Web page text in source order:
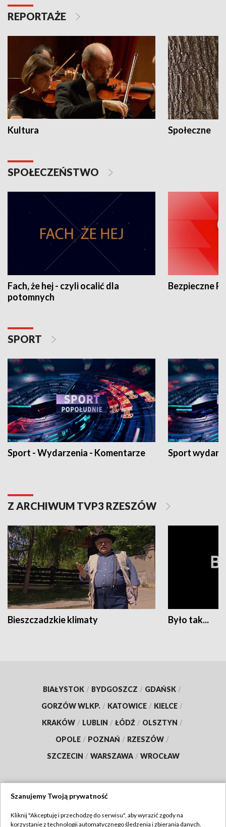
REPORTAŻE
Kultura Społeczne
SPOŁECZEŃSTWO
Fach, że hej - czyli ocalić dla
potomnych
Bezpieczne
SPORT
Sport - Wydarzenia - Komentarze Sport
Z ARCHIWUM TVP3 RZESZÓW
Bieszczadzkie klimaty Było tak...
BIAŁYSTOK / BYDGOSZCZ / GDAŃSK /
GORZÓW WLKP. / KATOWICE / KIELCE /
KRAKÓW / LUBLIN / ŁÓDŹ / OLSZTYN /
OPOLE / POZNAŃ / RZESZÓW /
SZCZECIN / WARSZAWA / WROCŁAW
Szanujemy Twoją prywatność
Kliknij "Akceptuję i przechodzę do serwisu", aby wyrazić zgody na
korzystanie z technologii automatycznego śledzenia i zbierania danych,